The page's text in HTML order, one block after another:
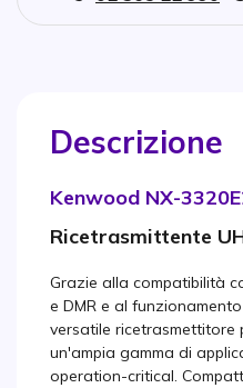
Descrizione
Kenwood NX-
Ricetrasmittente
Grazie alla compatibilità
e DMR e al
versatile ricetrasmettitore
un'ampia gamma di
operation-critical.